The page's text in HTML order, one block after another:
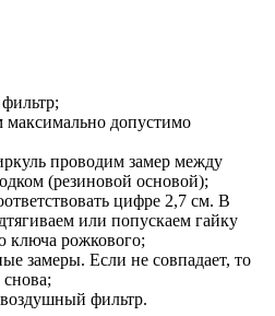
максимально допустимо
проводим замер между
(резиновой основой);
цифре 2,7 см. В
или попускаем гайку
ключа рожкового;
замеры. Если не совпадает, то
фильтр.